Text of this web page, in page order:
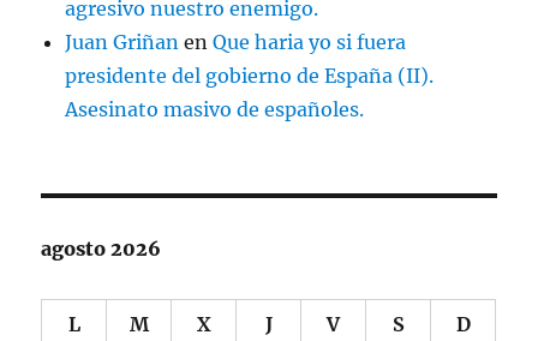
agresivo nuestro enemigo.
Juan Griñan enQue haria yo si fuera
presidente del gobierno de España (II).
Asesinato masivo de españoles.
agosto 2026
L M X J V S D